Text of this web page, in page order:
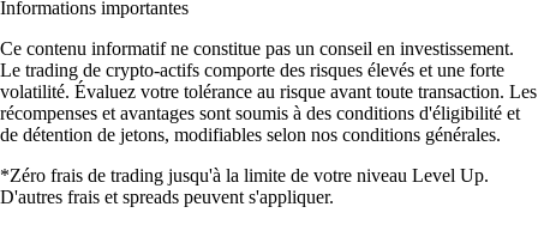
Informations importantes
Ce contenu informatif ne constitue pas un conseil en investissement.
Le trading de crypto-actifs comporte des risques élevés et une forte
volatilité. Évaluez votre tolérance au risque avant toute transaction. Les
récompenses et avantages sont soumis à des conditions d'éligibilité et
de détention de jetons, modifiables selon nos conditions générales.
*Zéro frais de trading jusqu'à la limite de votre niveau Level Up.
D'autres frais et spreads peuvent s'appliquer.